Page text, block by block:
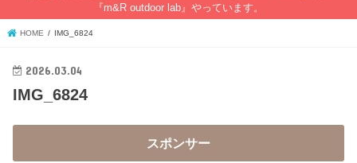
『m&R outdoor lab』やっています。
HOME IMG_6824
2026.03.04
IMG_6824
スポンサー